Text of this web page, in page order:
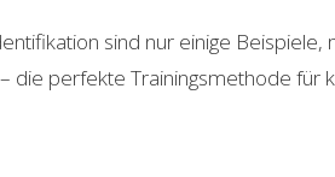
sind nur einige Beispiele,
die perfekte Trainingsmethode für